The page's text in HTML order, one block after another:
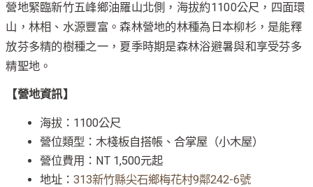
營地緊臨新竹五峰鄉油羅山北側，海拔約1100公尺，四面環
山，林相、水源豐富。森林營地的林種為日本柳杉，是能釋
放芬多精的樹種之一，夏季時期是森林浴避暑與和享受芬多
精聖地。
【營地資訊】
海拔：1100公尺
營位類型：木棧板自搭帳、合掌屋（小木屋）
營位費用：NT 1,500元起
地址：313新竹縣尖石鄉梅花村9鄰242-6號